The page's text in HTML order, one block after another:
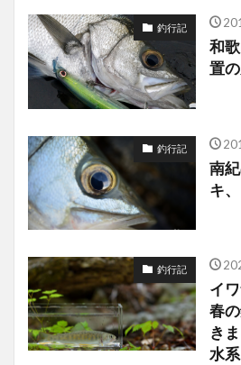
釣行記
和
置
釣行記
南
キ
釣行記
イ
春
き
水系